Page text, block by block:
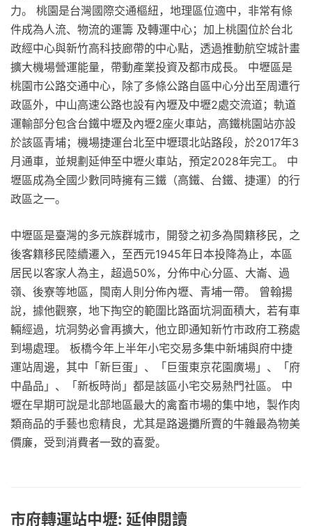
力。 桃園是台灣國際交通樞紐，地理區位適中，非常有條
件成為人流、物流的運籌 及轉運中心；加上桃園位於台北
政經中心與新竹高科技廊帶的中心點，透過推動航空城計畫
擴大機場營運能量，帶動產業投資及都市成長。 中壢區是
桃園市公路交通中心，除了多條公路自區中心分出至周遭行
政區外，中山高速公路也設有內壢及中壢2處交流道；軌道
運輸部分包含台鐵中壢及內壢2座火車站，高鐵桃園站亦設
於該區青埔；機場捷運台北至中壢環北站路段，於2017年3
月通車，並規劃延伸至中壢火車站，預定2028年完工。 中
壢區成為全國少數同時擁有三鐵（高鐵、台鐵、捷運）的行
政區之一。
中壢區是臺灣的多元族群城市，開發之初多為閩籍移民，之
後客籍移民陸續遷入，至西元1945年日本投降為止，本區
居民以客家人為主，超過50%，分佈中心分區、大崙、過
嶺、後寮等地區，閩南人則分佈內壢、青埔一帶。 曾翰揚
說，據他觀察，地下掏空的範圍比路面坑洞面積大，若有車
輛經過，坑洞勢必會再擴大，他立即通知新竹市政府工務處
到場處理。 板橋今年上半年小宅交易多集中新埔與府中捷
運站周邊，其中「新巨蛋」、「巨蛋東京花園廣場」、「府
中晶品」、「新板時尚」都是該區小宅交易熱門社區。 中
壢在早期可說是北部地區最大的禽畜市場的集中地，製作肉
類商品的手藝也愈精良，尤其是路邊攤所賣的牛雜最為物美
價廉，受到消費者一致的喜愛。
市府轉運站中壢: 延伸閱讀